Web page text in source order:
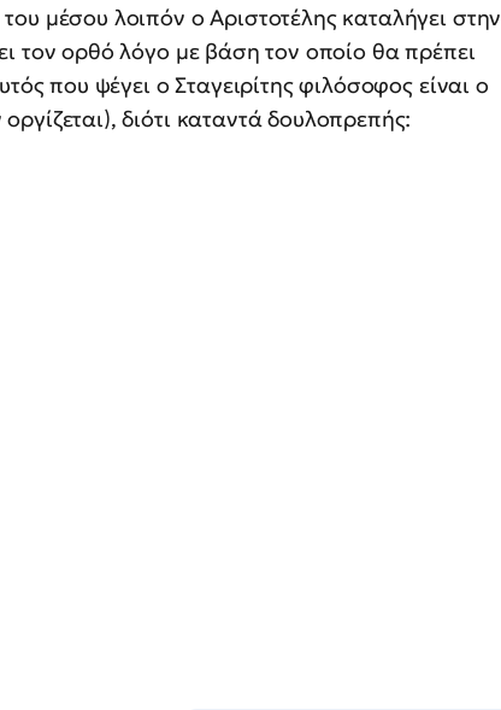
μέσου λοιπόν ο Αριστοτέλης καταλήγει στην
τον ορθό λόγο με βάση τον οποίο θα πρέπει
που ψέγει ο Σταγειρίτης φιλόσοφος είναι ο
διότι καταντά δουλοπρεπής: